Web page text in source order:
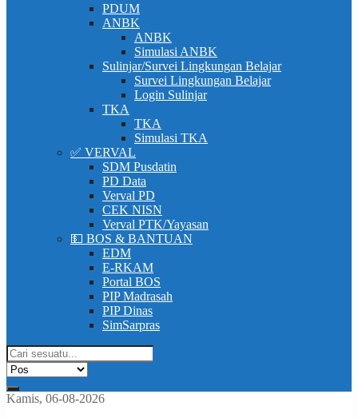
PDUM
ANBK
ANBK
Simulasi ANBK
Sulinjar/Survei Lingkungan Belajar
Survei Lingkungan Belajar
Login Sulinjar
TKA
TKA
Simulasi TKA
✅ VERVAL
SDM Pusdatin
PD Data
Verval PD
CEK NISN
Verval PTK/Yayasan
💵 BOS & BANTUAN
EDM
E-RKAM
Portal BOS
PIP Madrasah
PIP Dinas
SimSarpras
Kamis, 06-08-2026